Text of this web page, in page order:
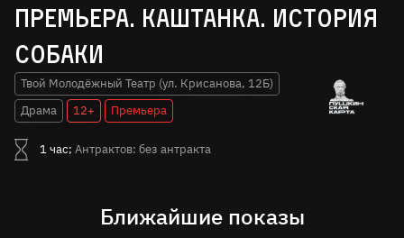
Премьера. Каштанка. История
собаки
Твой Молодёжный Театр (ул. Крисанова, 12Б)
Драма
12+ Премьера
1 час; Антрактов: без антракта
Ближайшие показы